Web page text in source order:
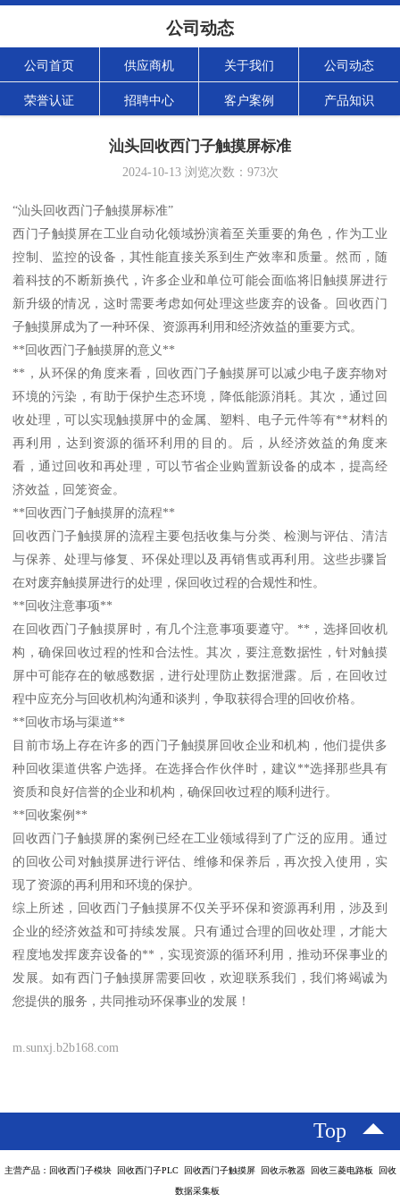
公司动态
公司首页 供应商机 关于我们 公司动态
荣誉认证 招聘中心 客户案例 产品知识
汕头回收西门子触摸屏标准
2024-10-13浏览次数： 973次
“汕头回收西门子触摸屏标准”
西门子触摸屏在工业自动化领域扮演着至关重要的角色，作为工业
控制、监控的设备，其性能直接关系到生产效率和质量。然而，随
着科技的不断新换代，许多企业和单位可能会面临将旧触摸屏进行
新升级的情况，这时需要考虑如何处理这些废弃的设备。回收西门
子触摸屏成为了一种环保、资源再利用和经济效益的重要方式。
**回收西门子触摸屏的意义**
**，从环保的角度来看，回收西门子触摸屏可以减少电子废弃物对
环境的污染，有助于保护生态环境，降低能源消耗。其次，通过回
收处理，可以实现触摸屏中的金属、塑料、电子元件等有**材料的
再利用，达到资源的循环利用的目的。后，从经济效益的角度来
看，通过回收和再处理，可以节省企业购置新设备的成本，提高经
济效益，回笼资金。
**回收西门子触摸屏的流程**
回收西门子触摸屏的流程主要包括收集与分类、检测与评估、清洁
与保养、处理与修复、环保处理以及再销售或再利用。这些步骤旨
在对废弃触摸屏进行的处理，保回收过程的合规性和性。
**回收注意事项**
在回收西门子触摸屏时，有几个注意事项要遵守。**，选择回收机
构，确保回收过程的性和合法性。其次，要注意数据性，针对触摸
屏中可能存在的敏感数据，进行处理防止数据泄露。后，在回收过
程中应充分与回收机构沟通和谈判，争取获得合理的回收价格。
**回收市场与渠道**
目前市场上存在许多的西门子触摸屏回收企业和机构，他们提供多
种回收渠道供客户选择。在选择合作伙伴时，建议**选择那些具有
资质和良好信誉的企业和机构，确保回收过程的顺利进行。
**回收案例**
回收西门子触摸屏的案例已经在工业领域得到了广泛的应用。通过
的回收公司对触摸屏进行评估、维修和保养后，再次投入使用，实
现了资源的再利用和环境的保护。
综上所述，回收西门子触摸屏不仅关乎环保和资源再利用，涉及到
企业的经济效益和可持续发展。只有通过合理的回收处理，才能大
程度地发挥废弃设备的**，实现资源的循环利用，推动环保事业的
发展。如有西门子触摸屏需要回收，欢迎联系我们，我们将竭诚为
您提供的服务，共同推动环保事业的发展！
m.sunxj.b2b168.com
Top
主营产品：回收西门子模块 回收西门子PLC 回收西门子触摸屏 回收示教器 回收三菱电路板 回收
数据采集板